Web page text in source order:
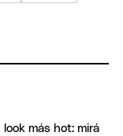
más hot: mirá